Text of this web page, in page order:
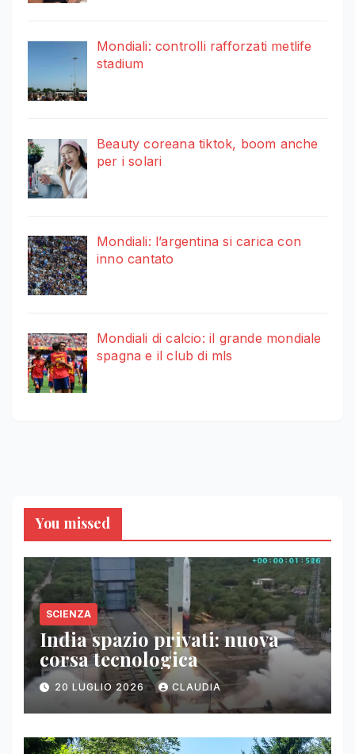
Mondiali: controlli rafforzati metlife
stadium
Beauty coreana tiktok, boom anche
per i solari
Mondiali: l’argentina si carica con
inno cantato
Mondiali di calcio: il grande mondiale
spagna e il club di mls
You missed
SCIENZA
India spazio privati: nuova
corsa tecnologica
20 LUGLIO 2026 CLAUDIA